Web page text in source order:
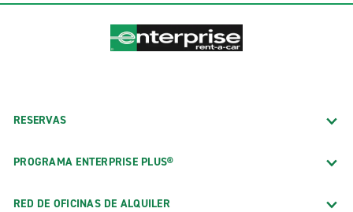
RESERVAS
PROGRAMA ENTERPRISE PLUS®
RED DE OFICINAS DE ALQUILER